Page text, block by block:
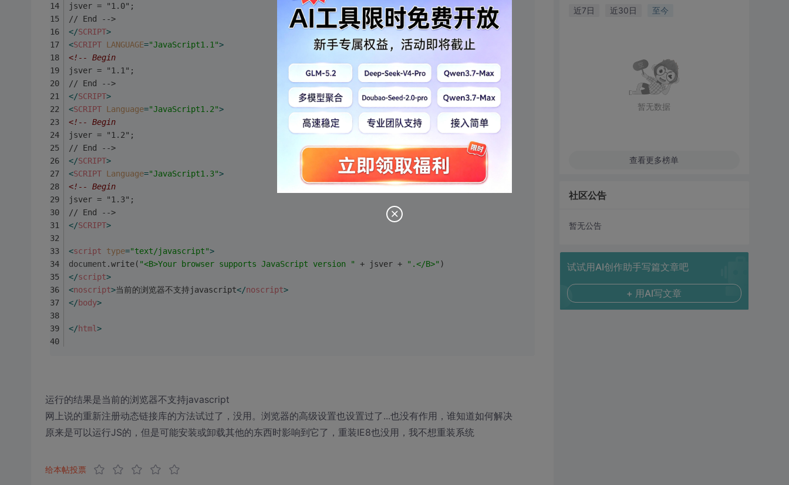
jsver = "1.0";
// End -->
</SCRIPT>
<SCRIPT LANGUAGE="JavaScript1.1">
<!-- Begin
jsver = "1.1";
// End -->
</SCRIPT>
<SCRIPT Language="JavaScript1.2">
<!-- Begin
jsver = "1.2";
// End -->
</SCRIPT>
<SCRIPT Language="JavaScript1.3">
<!-- Begin
jsver = "1.3";
// End -->
</SCRIPT>
<script type="text/javascript">
document .write( "<B>Your browser supports JavaScript version " + jsver + ".</B>" )
</script>
<noscript>当前的浏览器不支持javascript</noscript>
</body>
</html >
运行的结果是当前的浏览器不支持javascript
网上说的重新注册动态链接库的方法试过了，没用。浏览器的高级设置也设置过了...也没有作用，谁知道如何解决
原来是可以运行JS的，但是可能安装或卸载其他的东西时影响到它了，重装IE8也没用，我不想重装系统
给本帖投票
近7日 近30日 至今
暂无数据
查看更多榜单
社区公告
暂无公告
试试用AI创作助手写篇文章吧
+ 用AI写文章